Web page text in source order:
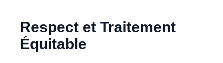
Respect et Traitement
Équitable